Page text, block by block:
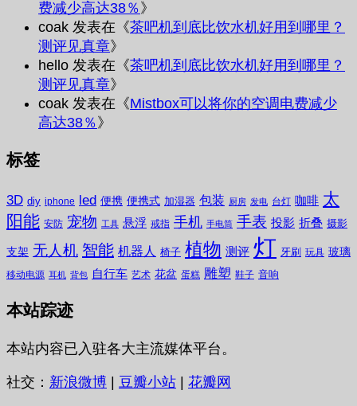
费减少高达38％ 》
coak 发表在《茶吧机到底比饮水机好用到哪里？
测评见真章》
hello 发表在《茶吧机到底比饮水机好用到哪里？
测评见真章》
coak 发表在《Mistbox可以将你的空调电费减少
高达38％ 》
标签
3D diy iphone led 便携 便携式 加湿器 包装 厨房 发电 台灯 咖啡 太
阳能 安防 宠物 工具 悬浮 戒指 手机 手电筒 手表 投影 折叠 摄影
支架 无人机 智能 机器人 椅子 植物 测评 灯 牙刷 玩具 玻璃
移动电源 耳机 背包 自行车 艺术 花盆 蛋糕 雕塑 鞋子 音响
本站踪迹
本站内容已入驻各大主流媒体平台。
社交： 新浪微博 | 豆瓣小站 | 花瓣网